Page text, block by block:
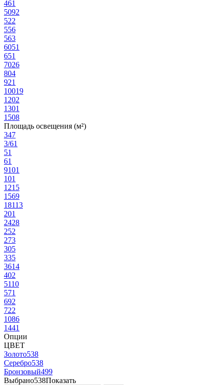
461
5092
522
556
563
6051
651
7026
804
921
10019
1202
1301
1508
Площадь освещения (м²)
347
3/61
51
61
9101
101
1215
1569
18113
201
2428
252
273
305
335
3614
402
5110
571
692
722
1086
1441
Опции
ЦВЕТ
Золото538
Серебро538
Бронзовый499
Выбрано538Показать